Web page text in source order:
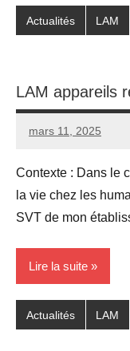
Actualités LAM
LAM appareils
mars 11, 2025
Seg0_La_Vraie
1
Contexte : Dans le
la vie chez les
SVT de mon
Lire la suite
Actualités LAM